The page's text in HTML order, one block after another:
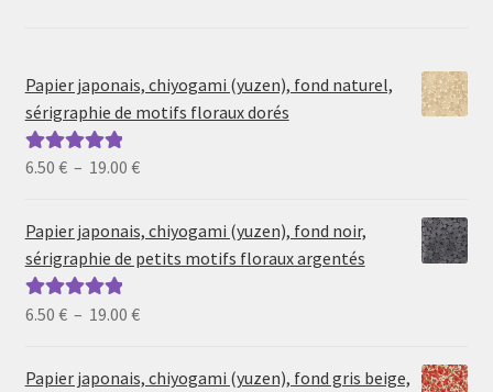
Papier japonais, chiyogami (yuzen), fond naturel,
sérigraphie de motifs floraux dorés
Note5.00sur
6.50 € – 19.00 €Plage
prix :
6.50 €
19.00 €
Papier japonais, chiyogami (yuzen), fond noir,
sérigraphie de petits motifs floraux argentés
Note5.00sur
6.50 € – 19.00 €Plage
prix :
Papier japonais, chiyogami (yuzen), fond gris beige,